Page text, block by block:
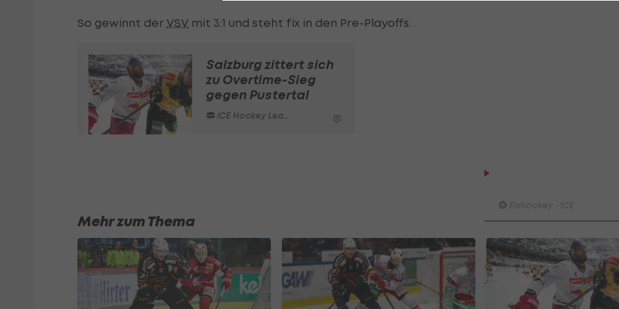
So gewinnt der VSV mit 3:1 und steht fix in den Pre-Playoffs.
Salzburg zittert sich
zu Overtime-Sieg
gegen Pustertal
ICE Hockey League
Highlights: Graz99ers fehlt
mehr ein Sieg zum Titel
Eishockey - ICE
Highlights: Wieser
Mehr zum Thema